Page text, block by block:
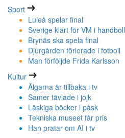
Sport
Luleå spelar final
Sverige klart för VM i handboll
Brynäs ska spela final
Djurgården förlorade i fotboll
Man förföljde Frida Karlsson
Kultur
Älgarna är tillbaka i tv
Samer tävlade i jojk
Läskiga böcker i påsk
Tekniska museet får pris
Han pratar om AI i tv